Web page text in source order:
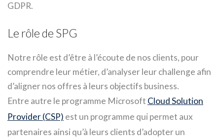
GDPR.
Le rôle de SPG
Notre rôle est d’être à l’écoute de nos clients, pour
comprendre leur métier, d’analyser leur challenge afin
d’aligner nos offres à leurs objectifs business.
Entre autre le programme Microsoft Cloud Solution
Provider (CSP) est un programme qui permet aux
partenaires ainsi qu’à leurs clients d’adopter un